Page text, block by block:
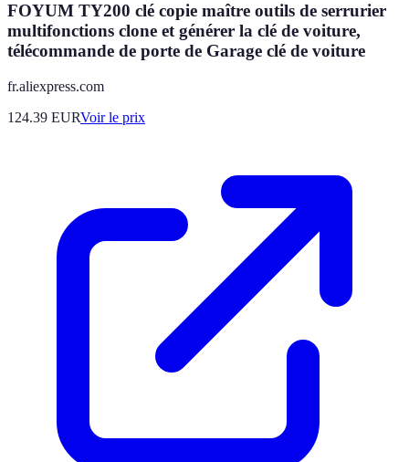
FOYUM TY200 clé copie maître outils de serrurier
multifonctions clone et générer la clé de voiture,
télécommande de porte de Garage clé de voiture
fr.aliexpress.com
124.39 EURVoir le prix